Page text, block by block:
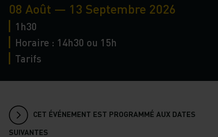
08 Août — 13 Septembre 2026
1h30
Horaire : 14h30 ou 15h
Tarifs
CET ÉVÉNEMENT EST PROGRAMMÉ AUX DATES
SUIVANTES